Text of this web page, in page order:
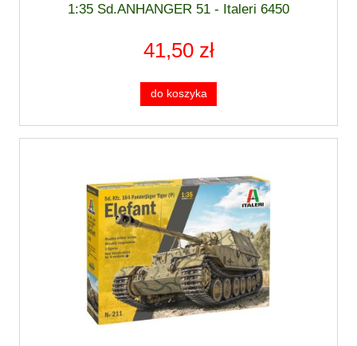
1:35 Sd.ANHANGER 51 - Italeri 6450
41,50 zł
do koszyka